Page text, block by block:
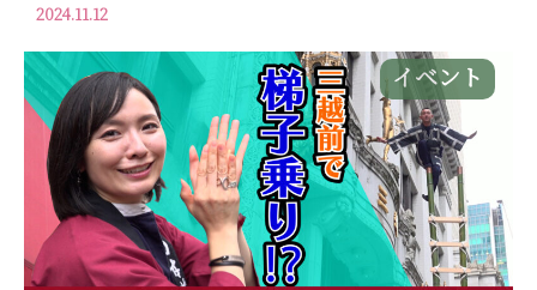
2024.11.12
イベント